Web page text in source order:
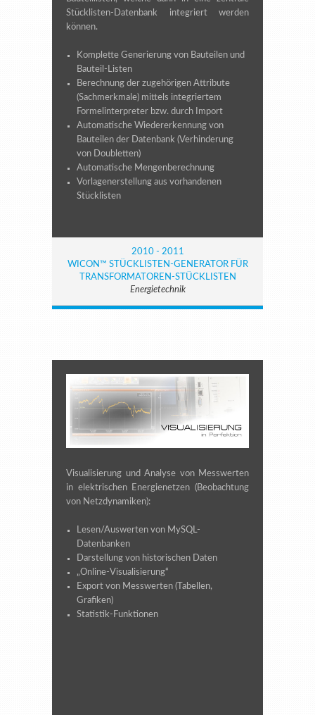
Stücklisten-Datenbank integriert werden
können.
Komplette Generierung von Bauteilen und
Bauteil-Listen
Berechnung der zugehörigen Attribute
(Sachmerkmale) mittels integriertem
Formelinterpreter bzw. durch Import
Automatische Wiedererkennung von
Bauteilen der Datenbank (Verhinderung
von Doubletten)
Automatische Mengenberechnung
Vorlagenerstellung aus vorhandenen
Stücklisten
2010 - 2011
WICON™ STÜCKLISTEN-GENERATOR FÜR
TRANSFORMATOREN-STÜCKLISTEN
Energietechnik
Visualisierung und Analyse von Messwerten
in elektrischen Energienetzen (Beobachtung
von Netzdynamiken):
Lesen/Auswerten von MySQL-
Datenbanken
Darstellung von historischen Daten
„Online-Visualisierung“
Export von Messwerten (Tabellen,
Grafiken)
Statistik-Funktionen